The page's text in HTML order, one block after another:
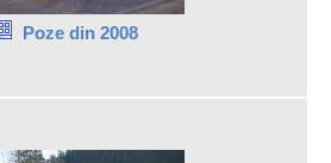
Poze din 2008